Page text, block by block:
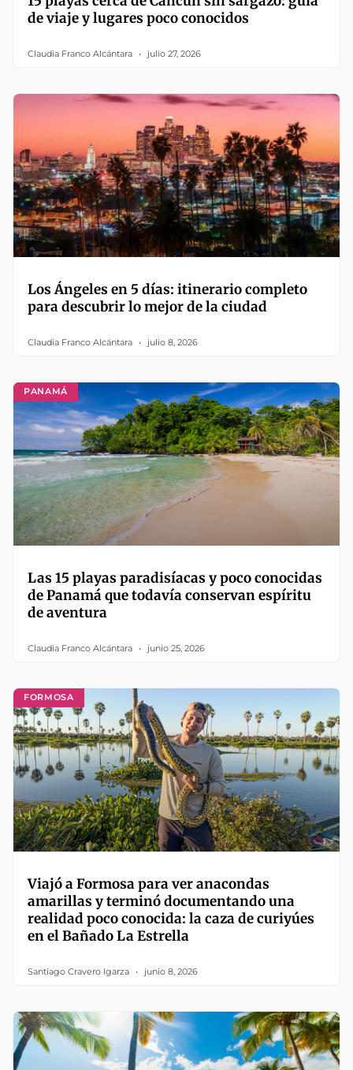
de viaje y lugares poco conocidos
Claudia Franco Alcántara julio 27, 2026
Los Ángeles en 5 días: itinerario completo
para descubrir lo mejor de la ciudad
Claudia Franco Alcántara julio 8, 2026
PANAMÁ
Las 15 playas paradisíacas y poco conocidas
de Panamá que todavía conservan espíritu
de aventura
Claudia Franco Alcántara junio 25, 2026
FORMOSA
Viajó a Formosa para ver anacondas
amarillas y terminó documentando una
realidad poco conocida: la caza de curiyúes
en el Bañado La Estrella
Santiago Cravero Igarza junio 8, 2026